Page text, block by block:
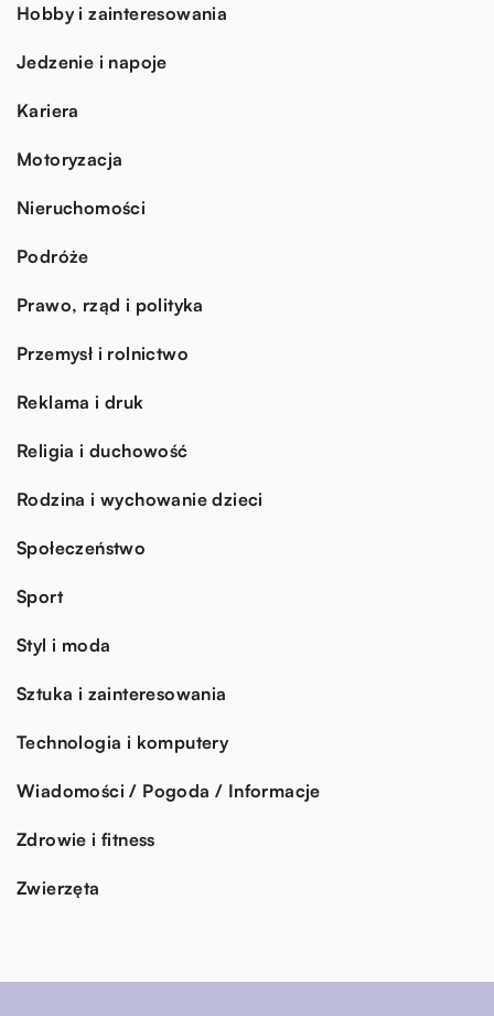
Hobby i zainteresowania
Jedzenie i napoje
Kariera
Motoryzacja
Nieruchomości
Podróże
Prawo, rząd i polityka
Przemysł i rolnictwo
Reklama i druk
Religia i duchowość
Rodzina i wychowanie dzieci
Społeczeństwo
Sport
Styl i moda
Sztuka i zainteresowania
Technologia i komputery
Wiadomości / Pogoda / Informacje
Zdrowie i fitness
Zwierzęta